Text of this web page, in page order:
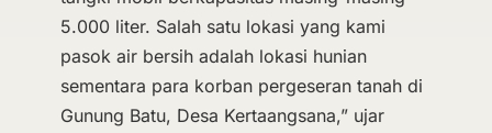
5.000 liter. Salah satu lokasi yang kami
pasok air bersih adalah lokasi hunian
sementara para korban pergeseran tanah di
Gunung Batu, Desa Kertaangsana,” ujar